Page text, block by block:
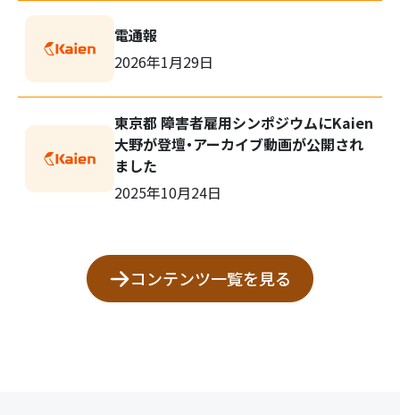
電通報
2026年1月29日
東京都 障害者雇用シンポジウムにKaien
大野が登壇・アーカイブ動画が公開され
ました
2025年10月24日
コンテンツ一覧を見る